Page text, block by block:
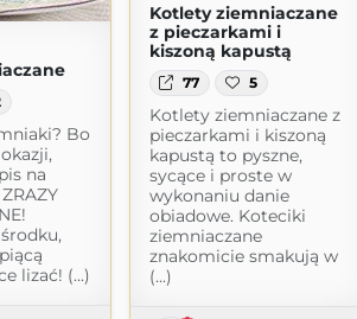
Kotlety ziemniaczane
z pieczarkami i
kiszoną kapustą
77 5
Kotlety ziemniaczane z
pieczarkami i kiszoną
kapustą to pyszne,
sycące i proste w
wykonaniu danie
obiadowe. Koteciki
ziemniaczane
znakomicie smakują w
(...)
Bo
na
lizać! (...)